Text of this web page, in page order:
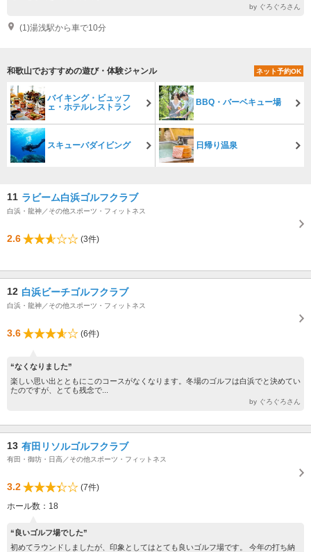
by ぐろぐろさん
(1)湯浅駅から車で10分
和歌山でおすすめの遊び・体験ジャンル ネット予約OK
バイキング・ビュッフ
ェ・ホテルレストラン
BBQ・バーベキュー場
スキューバダイビング 日帰り温泉
11 ラビーム白浜ゴルフクラブ
白浜・龍神／その他スポーツ・フィットネス
2.6 (3件)
12 白浜ビーチゴルフクラブ
白浜・龍神／その他スポーツ・フィットネス
3.6 (6件)
“なくなりました”
楽しい思い出とともにこのコースがなくなります。冬場のゴルフは白浜でと決めてい
たのですが、とても残念で...
by ぐろぐろさん
13 有田リソルゴルフクラブ
有田・御坊・日高／その他スポーツ・フィットネス
3.2
(7件)
ホール数：18
“良いゴルフ場でした”
初めてラウンドしましたが、印象としてはとても良いゴルフ場です。 今年の打ち納